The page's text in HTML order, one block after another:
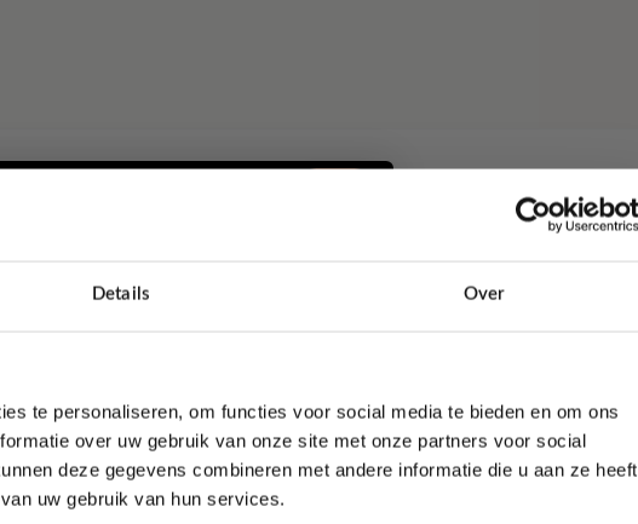
Details Over
te personaliseren, om functies voor social media te bieden en om ons
over uw gebruik van onze site met onze partners voor social
deze gegevens combineren met andere informatie die u aan ze heeft
uw gebruik van hun services.
en een persoonlijk boodschap schrijven.
Leuk aan een woonketting of met masking tape.
Ja, graag!